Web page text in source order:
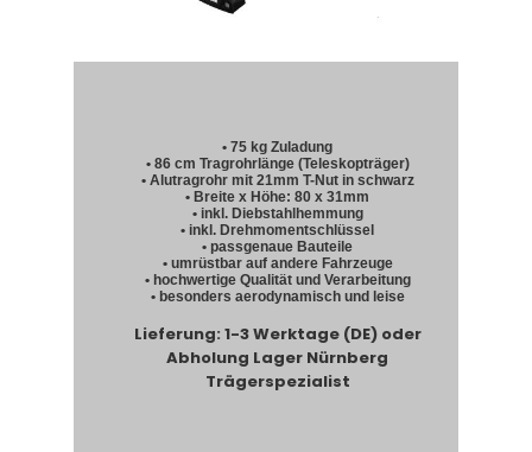
• 75 kg Zuladung
• 86 cm Tragrohrlänge (Teleskopträger)
• Alutragrohr mit 21mm T-Nut in schwarz
• Breite x Höhe: 80 x 31mm
• inkl. Diebstahlhemmung
• inkl. Drehmomentschlüssel
• passgenaue Bauteile
• umrüstbar auf andere Fahrzeuge
• hochwertige Qualität und Verarbeitung
• besonders aerodynamisch und leise
Lieferung: 1-3 Werktage (DE) oder
Abholung Lager Nürnberg
Trägerspezialist